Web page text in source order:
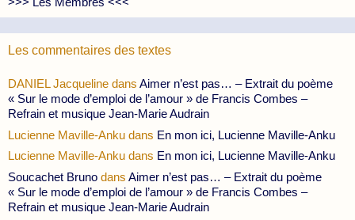
Les commentaires des textes
DANIEL Jacqueline dans Aimer n’est pas… – Extrait du poème
« Sur le mode d’emploi de l’amour » de Francis Combes –
Refrain et musique Jean-Marie Audrain
Lucienne Maville-Anku dans En mon ici, Lucienne Maville-Anku
Lucienne Maville-Anku dans En mon ici, Lucienne Maville-Anku
Soucachet Bruno dans Aimer n’est pas… – Extrait du poème
« Sur le mode d’emploi de l’amour » de Francis Combes –
Refrain et musique Jean-Marie Audrain